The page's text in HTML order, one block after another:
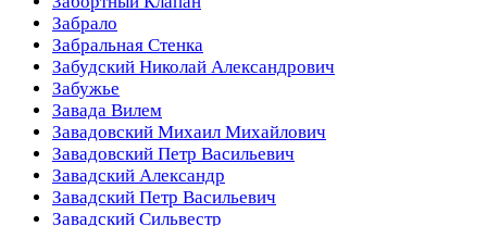
Забрало
Забральная Стенка
Забудский Николай Александрович
Забужье
Завада Вилем
Завадовский Михаил Михайлович
Завадовский Петр Васильевич
Завадский Александр
Завадский Петр Васильевич
Завадский Сильвестр